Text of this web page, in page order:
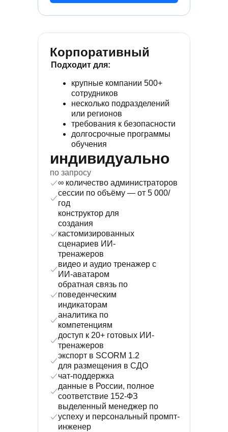
Корпоративный
Подходит для:
крупные компании 500+
сотрудников
несколько подразделений
или регионов
требования к безопасности
долгосрочные программы
обучения
индивидуально
по запросу
∞ количество администраторов
сессии по объёму — от 5 000/
год
конструктор для
создания
кастомизированных
сценариев ИИ-
тренажеров
видео и аудио тренажер с
ИИ-аватаром
обратная связь по
поведенческим
индикаторам
аналитика по
компетенциям
доступ к 20+ готовых ИИ-
тренажеров
экспорт в SCORM 1.2
для размещения в СДО
чат-поддержка
данные в России, полное
соответствие 152-ФЗ
выделенный менеджер по
успеху и персональный промпт-
инженер